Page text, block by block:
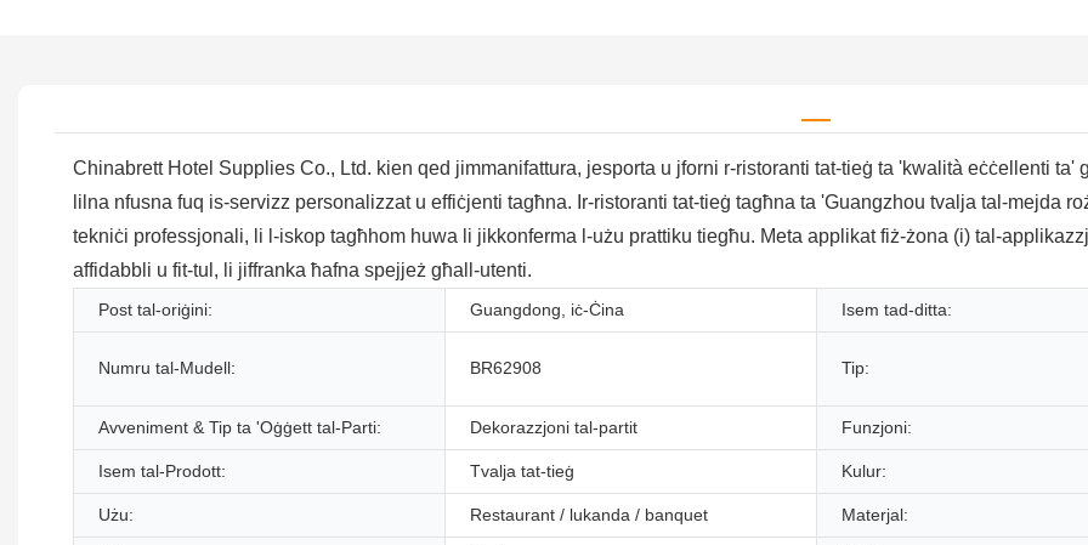
Chinabrett Hotel Supplies Co., Ltd. kien qed jimmanifattura, jesporta u jforni r-ristoranti tat-tieġ ta 'kwalità eċċellenti
lilna nfusna fuq is-servizz personalizzat u effiċjenti tagħna. Ir-ristoranti tat-tieġ tagħna ta 'Guangzhou tvalja tal-mejda
tekniċi professjonali, li l-iskop tagħhom huwa li jikkonferma l-użu prattiku tiegħu. Meta applikat fiż-żona (i) tal-
affidabbli u fit-tul, li jiffranka ħafna spejjeż għall-utenti.
Post tal-oriġini: Guangdong, iċ-Ċina Isem tad-ditta:
Numru tal-Mudell: BR62908 Tip:
Avveniment & Tip ta 'Oġġett tal-Parti: Dekorazzjoni tal-partit Funzjoni:
Isem tal-Prodott: Tvalja tat-tieġ Kulur:
Użu: Restaurant / lukanda / banquet Materjal: